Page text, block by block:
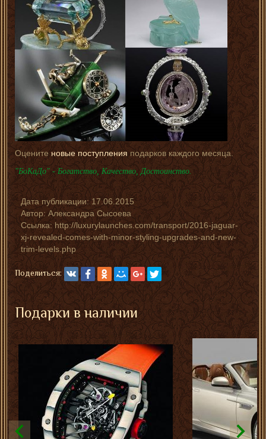
Оценитеновые поступленияподарков каждого месяца.
"БоКаДо" - Богатство, Качество, Достоинство.
Дата публикации:17.06.2015
Автор:Александра Сысоева
Ссылка: http://luxurylaunches.com/transport/2016-jaguar-
xj-revealed-comes-with-minor-styling-upgrades-and-new-
trim-levels.php
Поделиться:
Подарки в наличии